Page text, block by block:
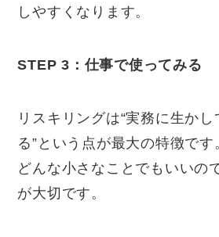
しやすくなります。
STEP 3 ：仕事で使ってみる
リスキリングは“実務に生か
る”という点が最大の特徴です
どんな小さなことでもいいの
が大切です。